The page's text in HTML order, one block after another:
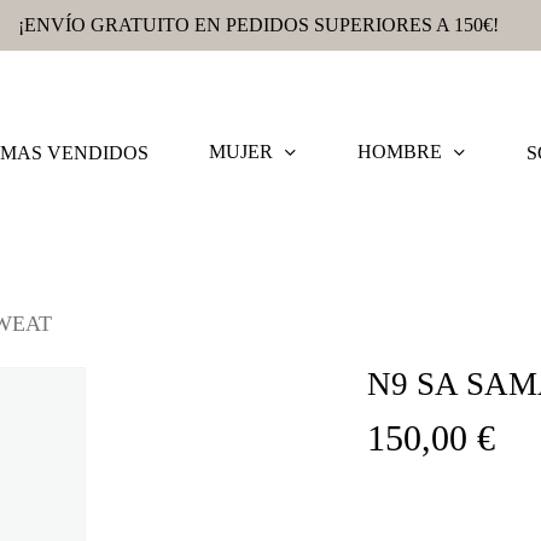
¡ENVÍO GRATUITO EN PEDIDOS SUPERIORES A 150€!
MAS VENDIDOS MUJER HOMBRE
N9 SA
150,00€